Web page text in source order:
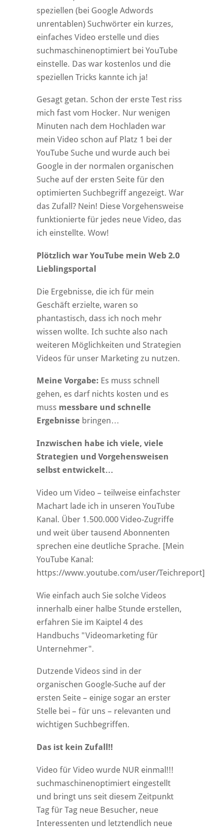
speziellen (bei Google Adwords
unrentablen) Suchwörter ein kurzes,
einfaches Video erstelle und dies
suchmaschinenoptimiert bei YouTube
einstelle. Das war kostenlos und die
speziellen Tricks kannte ich ja!
Gesagt getan. Schon der erste Test riss
mich fast vom Hocker. Nur wenigen
Minuten nach dem Hochladen war
mein Video schon auf Platz 1 bei der
YouTube Suche und wurde auch bei
Google in der normalen organischen
Suche auf der ersten Seite für den
optimierten Suchbegriff angezeigt. War
das Zufall? Nein! Diese Vorgehensweise
funktionierte für jedes neue Video, das
ich einstellte. Wow!
Plötzlich war YouTube mein Web 2.0
Lieblingsportal
Die Ergebnisse, die ich für mein
Geschäft erzielte, waren so
phantastisch, dass ich noch mehr
wissen wollte. Ich suchte also nach
weiteren Möglichkeiten und Strategien
Videos für unser Marketing zu nutzen.
Meine Vorgabe: Es muss schnell
gehen, es darf nichts kosten und es
muss messbare und schnelle
Ergebnisse bringen…
Inzwischen habe ich viele, viele
Strategien und Vorgehensweisen
selbst entwickelt…
Video um Video – teilweise einfachster
Machart lade ich in unseren YouTube
Kanal. Über 1.500.000 Video-Zugriffe
und weit über tausend Abonnenten
sprechen eine deutliche Sprache. [Mein
YouTube Kanal:
https://www.youtube.com/user/Teichreport]
Wie einfach auch Sie solche Videos
innerhalb einer halbe Stunde erstellen,
erfahren Sie im Kaiptel 4 des
Handbuchs "Videomarketing für
Unternehmer".
Dutzende Videos sind in der
organischen Google-Suche auf der
ersten Seite – einige sogar an erster
Stelle bei – für uns – relevanten und
wichtigen Suchbegriffen.
Das ist kein Zufall!!
Video für Video wurde NUR einmal!!!
suchmaschinenoptimiert eingestellt
und bringt uns seit diesem Zeitpunkt
Tag für Tag neue Besucher, neue
Interessenten und letztendlich neue